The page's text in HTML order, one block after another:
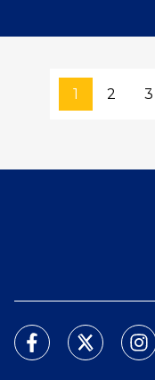
1 2 3